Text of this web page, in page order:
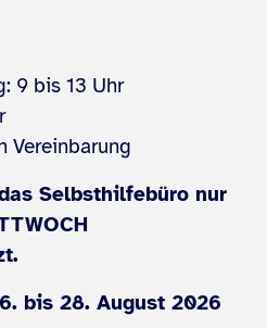
9 bis 13 Uhr
Vereinbarung
Selbsthilfebüro nur
bis 28. August 2026